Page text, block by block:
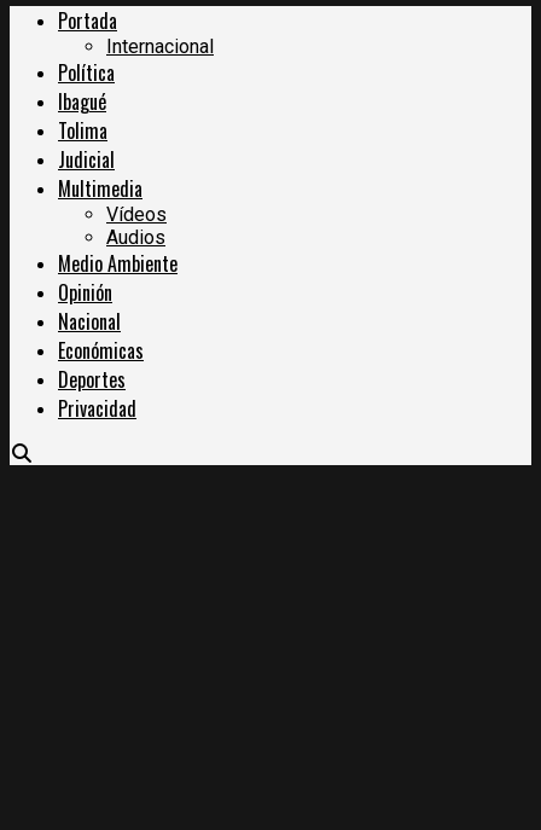
Portada
Internacional
Política
Ibagué
Tolima
Judicial
Multimedia
Vídeos
Audios
Medio Ambiente
Opinión
Nacional
Económicas
Deportes
Privacidad